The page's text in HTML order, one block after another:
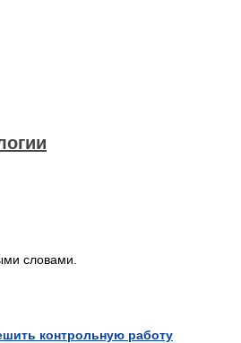
словами.
контрольную работу